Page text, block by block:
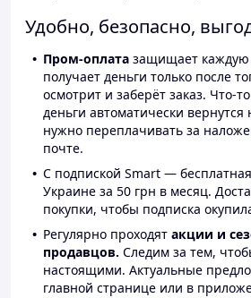
Удобно, безопасно,
Пром-оплата защищает каждую
получает деньги только после
осмотрит и заберёт заказ. Что-
деньги автоматически
нужно переплачивать за
почте.
С подпиской Smart —
Украине за 50 грн в месяц.
покупки, чтобы подписка
Регулярно проходят акции и
продавцов. Следим за тем,
настоящими. Актуальные
главной странице или в